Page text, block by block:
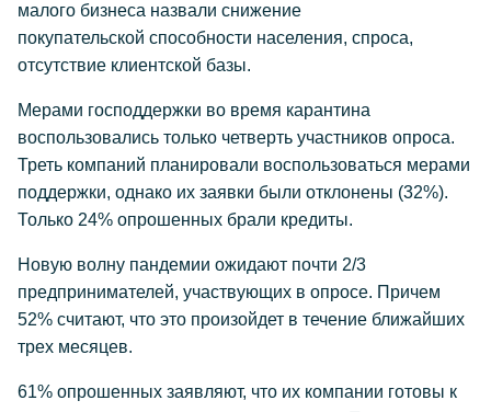
малого бизнеса назвали снижение
покупательской способности населения, спроса,
отсутствие клиентской базы.
Мерами господдержки во время карантина
воспользовались только четверть участников опроса.
Треть компаний планировали воспользоваться мерами
поддержки, однако их заявки были отклонены (32%).
Только 24% опрошенных брали кредиты.
Новую волну пандемии ожидают почти 2/3
предпринимателей, участвующих в опросе. Причем
52% считают, что это произойдет в течение ближайших
трех месяцев.
61% опрошенных заявляют, что их компании готовы к